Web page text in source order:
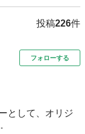
投稿226件
フォローする
として、オリジ